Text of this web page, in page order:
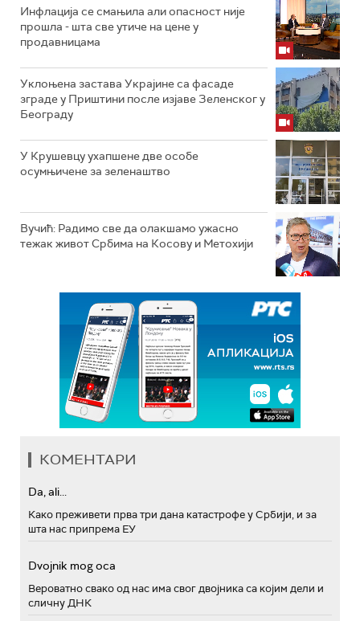
Инфлација се смањила али опасност није
прошла - шта све утиче на цене у
продавницама
Уклоњена застава Украјине са фасаде
зграде у Приштини после изјаве Зеленског у
Београду
У Крушевцу ухапшене две особе
осумњичене за зеленаштво
Вучић: Радимо све да олакшамо ужасно
тежак живот Србима на Косову и Метохији
КОМЕНТАРИ
Da, ali...
Како преживети прва три дана катастрофе у Србији, и за
шта нас припрема ЕУ
Dvojnik mog oca
Вероватно свако од нас има свог двојника са којим дели и
сличну ДНК